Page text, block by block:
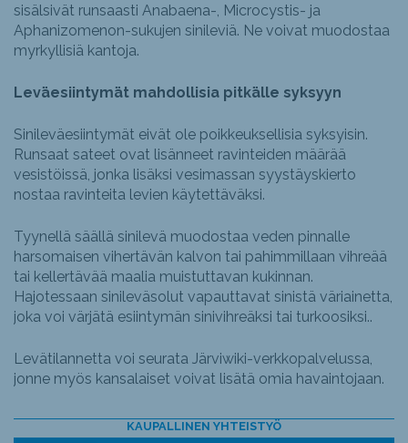
sisälsivät runsaasti Anabaena-, Microcystis- ja
Aphanizomenon-sukujen sinileviä. Ne voivat muodostaa
myrkyllisiä kantoja.
Leväesiintymät mahdollisia pitkälle syksyyn
Sinileväesiintymät eivät ole poikkeuksellisia syksyisin.
Runsaat sateet ovat lisänneet ravinteiden määrää
vesistöissä, jonka lisäksi vesimassan syystäyskierto
nostaa ravinteita levien käytettäväksi.
Tyynellä säällä sinilevä muodostaa veden pinnalle
harsomaisen vihertävän kalvon tai pahimmillaan vihreää
tai kellertävää maalia muistuttavan kukinnan.
Hajotessaan sinileväsolut vapauttavat sinistä väriainetta,
joka voi värjätä esiintymän sinivihreäksi tai turkoosiksi..
Levätilannetta voi seurata Järviwiki-verkkopalvelussa,
jonne myös kansalaiset voivat lisätä omia havaintojaan.
KAUPALLINEN YHTEISTYÖ